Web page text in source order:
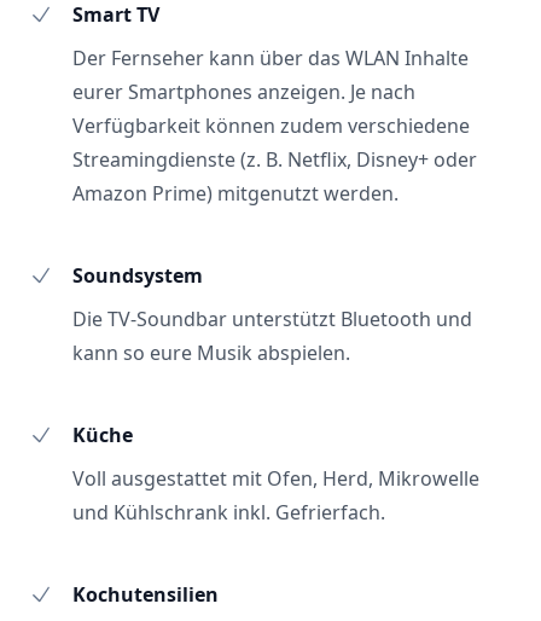
Smart TV
Der Fernseher kann über das WLAN Inhalte
eurer Smartphones anzeigen. Je nach
Verfügbarkeit können zudem verschiedene
Streamingdienste (z. B. Netflix, Disney+ oder
Amazon Prime) mitgenutzt werden.
Soundsystem
Die TV-Soundbar unterstützt Bluetooth und
kann so eure Musik abspielen.
Küche
Voll ausgestattet mit Ofen, Herd, Mikrowelle
und Kühlschrank inkl. Gefrierfach.
Kochutensilien